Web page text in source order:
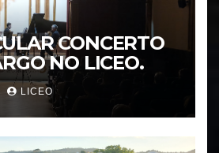
CONCERTO
NO LICEO.
LICEO